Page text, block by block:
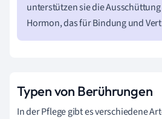
unterstützen sie die
Hormon, das für Bindung und
Typen von Berührungen
In der Pflege gibt es verschiedene